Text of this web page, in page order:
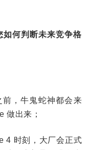
如何判断未来竞争格
，牛鬼蛇神都会来
做出来；
4 时刻，大厂会正式